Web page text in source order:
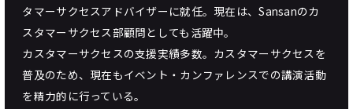
タマーサクセスアドバイザーに就任。現在は、Sansanのカ
スタマーサクセス部顧問としても活躍中。
カスタマーサクセスの支援実績多数。カスタマーサクセスを
普及のため、現在もイベント・カンファレンスでの講演活動
を精力的に行っている。